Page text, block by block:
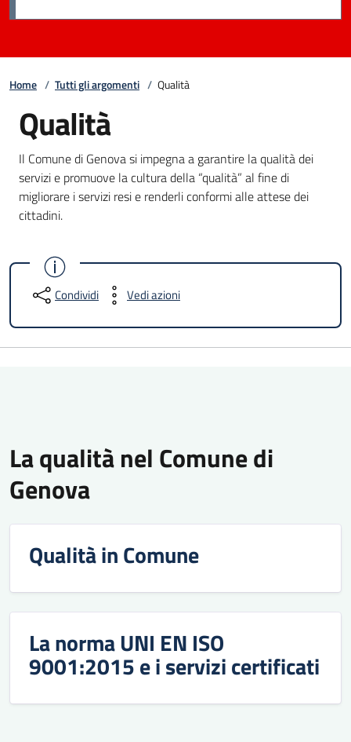
Home / Tutti gli argomenti / Qualità
Qualità
Il Comune di Genova si impegna a garantire la qualità dei
servizi e promuove la cultura della “qualità” al fine di
migliorare i servizi resi e renderli conformi alle attese dei
cittadini.
Condividi Vedi azioni
La qualità nel Comune di
Genova
Qualità in Comune
La norma UNI EN ISO
9001:2015 e i servizi certificati